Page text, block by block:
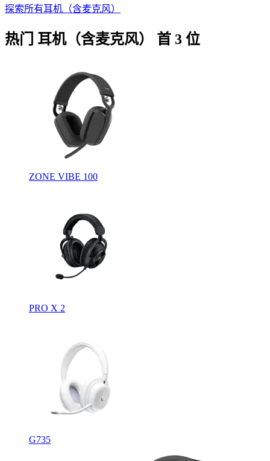
探索所有耳机（含麦克风）
热门 耳机（含麦克风） 首 3 位
ZONE VIBE 100
PRO X 2
G735